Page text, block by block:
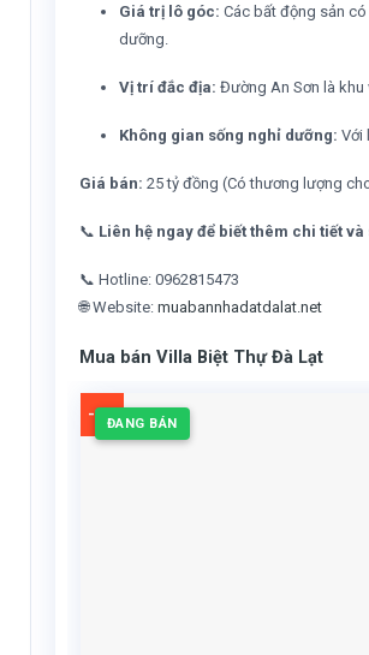
Giá trị lô góc: Các bất động sản
dưỡng.
Vị trí đắc địa: Đường An Sơn là khu
Không gian sống nghỉ dưỡng: Với
Giá bán: 25 tỷ đồng (Có thương lượng
📞 Liên hệ ngay để biết thêm chi tiết
📞 Hotline: 0962815473
🌐 Website:muabannhadatdalat.net
Mua bán Villa Biệt Thự Đà Lạt
ĐANG BÁN
-3%